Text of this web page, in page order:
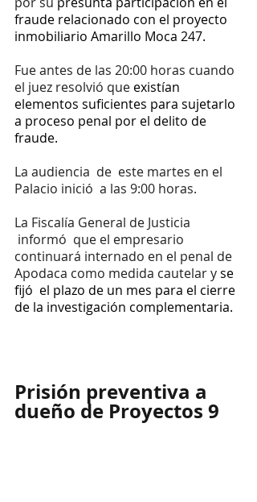
fraude relacionado con el proyecto
inmobiliario Amarillo Moca 247.
Fue antes de las 20:00 horas cuando
el juez resolvió que existían
elementos suficientes para sujetarlo
a proceso penal por el delito de
fraude.
La audiencia  de  este martes en el
Palacio inició  a las 9:00 horas.
La Fiscalía General de Justicia
informó  que el empresario
continuará internado en el penal de
Apodaca como medida cautelar y se
fijó  el plazo de un mes para el cierre
de la investigación complementaria.
Prisión preventiva a
dueño de Proyectos 9